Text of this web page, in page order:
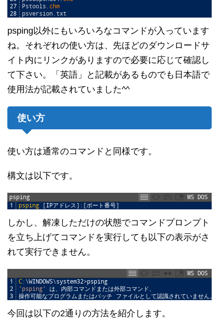
27
28
Pstools . chm
psversion.txt
psping以外にもいろいろなコマンドが入っています
ね。それぞれの使い方は、先ほどのダウンロードサ
イト内にリンクがありますので必要に応じて確認し
て下さい。「英語」と記載があるものでも日本語で
使用法が記載されていました^^
使い方
使い方は通常のコマンドと同様です。
構文は以下です。
psping
MS DOS
1
psping [IPアドレス] : [ポート番号]
しかし、解凍しただけの状態でコマンドプロンプト
を立ち上げてコマンドを実行しても以下の表示がさ
れて実行できません。
MS DOS
1
2
3
C : \WINDOWS\system32>psping
'psping'
は、内部コマンドまたは外部コマンド、
操作可能なプログラムまたはバッチ
ファイルとして認識されていません。
今回は以下の2通りの方法を紹介します。